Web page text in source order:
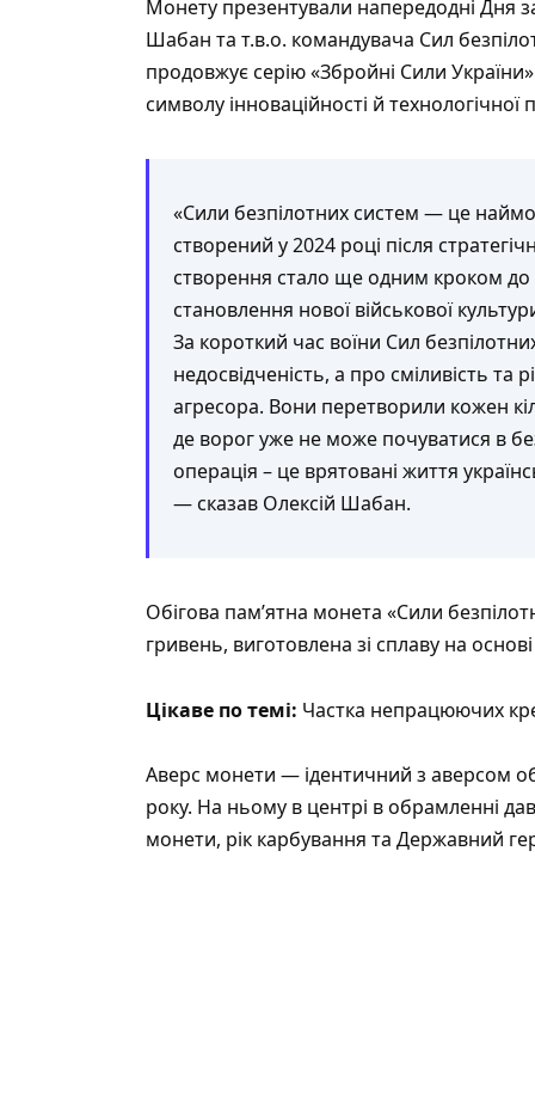
Монету презентували напередодні Дня
Шабан та т.в.о. командувача Сил
продовжує серію «Збройні Сили
символу інноваційності й технологічної
«Сили безпілотних систем — це
створений у 2024 році після
створення стало ще одним кроком до
становлення нової військової
За короткий час воїни Сил
недосвідченість, а про сміливість
агресора. Вони перетворили кожен
де ворог уже не може почуватися в
операція – це врятовані життя
— сказав Олексій Шабан.
Обігова пам’ятна монета «Сили
гривень, виготовлена зі сплаву на
Цікаве по темі: Частка непрацюючих
Аверс монети — ідентичний з аверсом
року. На ньому в центрі в обрамленні
монети, рік карбування та Державний